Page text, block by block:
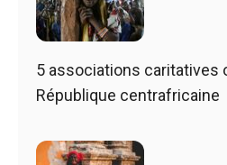
5 associations caritatives
République centrafricaine